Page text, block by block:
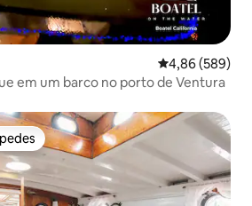
4,86 de uma
4,86 (589)
em um barco no porto de Ventura
dos hóspedes